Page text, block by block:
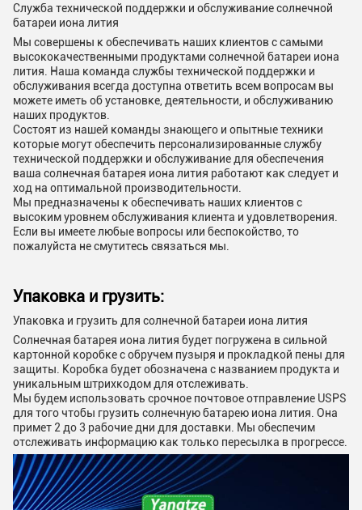
Служба технической поддержки и обслуживание солнечной
батареи иона лития
Мы совершены к обеспечивать наших клиентов с самыми
высококачественными продуктами солнечной батареи иона
лития. Наша команда службы технической поддержки и
обслуживания всегда доступна ответить всем вопросам вы
можете иметь об установке, деятельности, и обслуживанию
наших продуктов.
Состоят из нашей команды знающего и опытные техники
которые могут обеспечить персонализированные службу
технической поддержки и обслуживание для обеспечения
ваша солнечная батарея иона лития работают как следует и
ход на оптимальной производительности.
Мы предназначены к обеспечивать наших клиентов с
высоким уровнем обслуживания клиента и удовлетворения.
Если вы имеете любые вопросы или беспокойство, то
пожалуйста не смутитесь связаться мы.
Упаковка и грузить:
Упаковка и грузить для солнечной батареи иона лития
Солнечная батарея иона лития будет погружена в сильной
картонной коробке с обручем пузыря и прокладкой пены для
защиты. Коробка будет обозначена с названием продукта и
уникальным штрихкодом для отслеживать.
Мы будем использовать срочное почтовое отправление USPS
для того чтобы грузить солнечную батарею иона лития. Она
примет 2 до 3 рабочие дни для доставки. Мы обеспечим
отслеживать информацию как только пересылка в прогрессе.